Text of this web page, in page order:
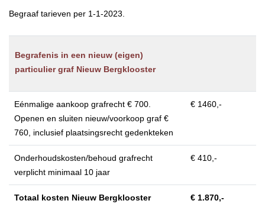
Begraaf tarieven per 1-1-2023.
Begrafenis in een nieuw (eigen)
particulier graf Nieuw Bergklooster
Eénmalige aankoop grafrecht € 700.
Openen en sluiten nieuw/voorkoop graf €
760, inclusief plaatsingsrecht gedenkteken
€ 1460,-
Onderhoudskosten/behoud grafrecht
verplicht minimaal 10 jaar
€ 410,-
Totaal kosten Nieuw Bergklooster € 1.870,-